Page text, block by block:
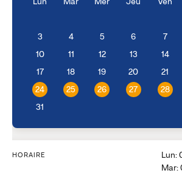
Lun
Mar Mer Jeu Ven
3 4 5 6 7
10 11 12 13 14
17 18 19 20 21
24 25 26 27 28
31
HORAIRE
Lun:
Mar: